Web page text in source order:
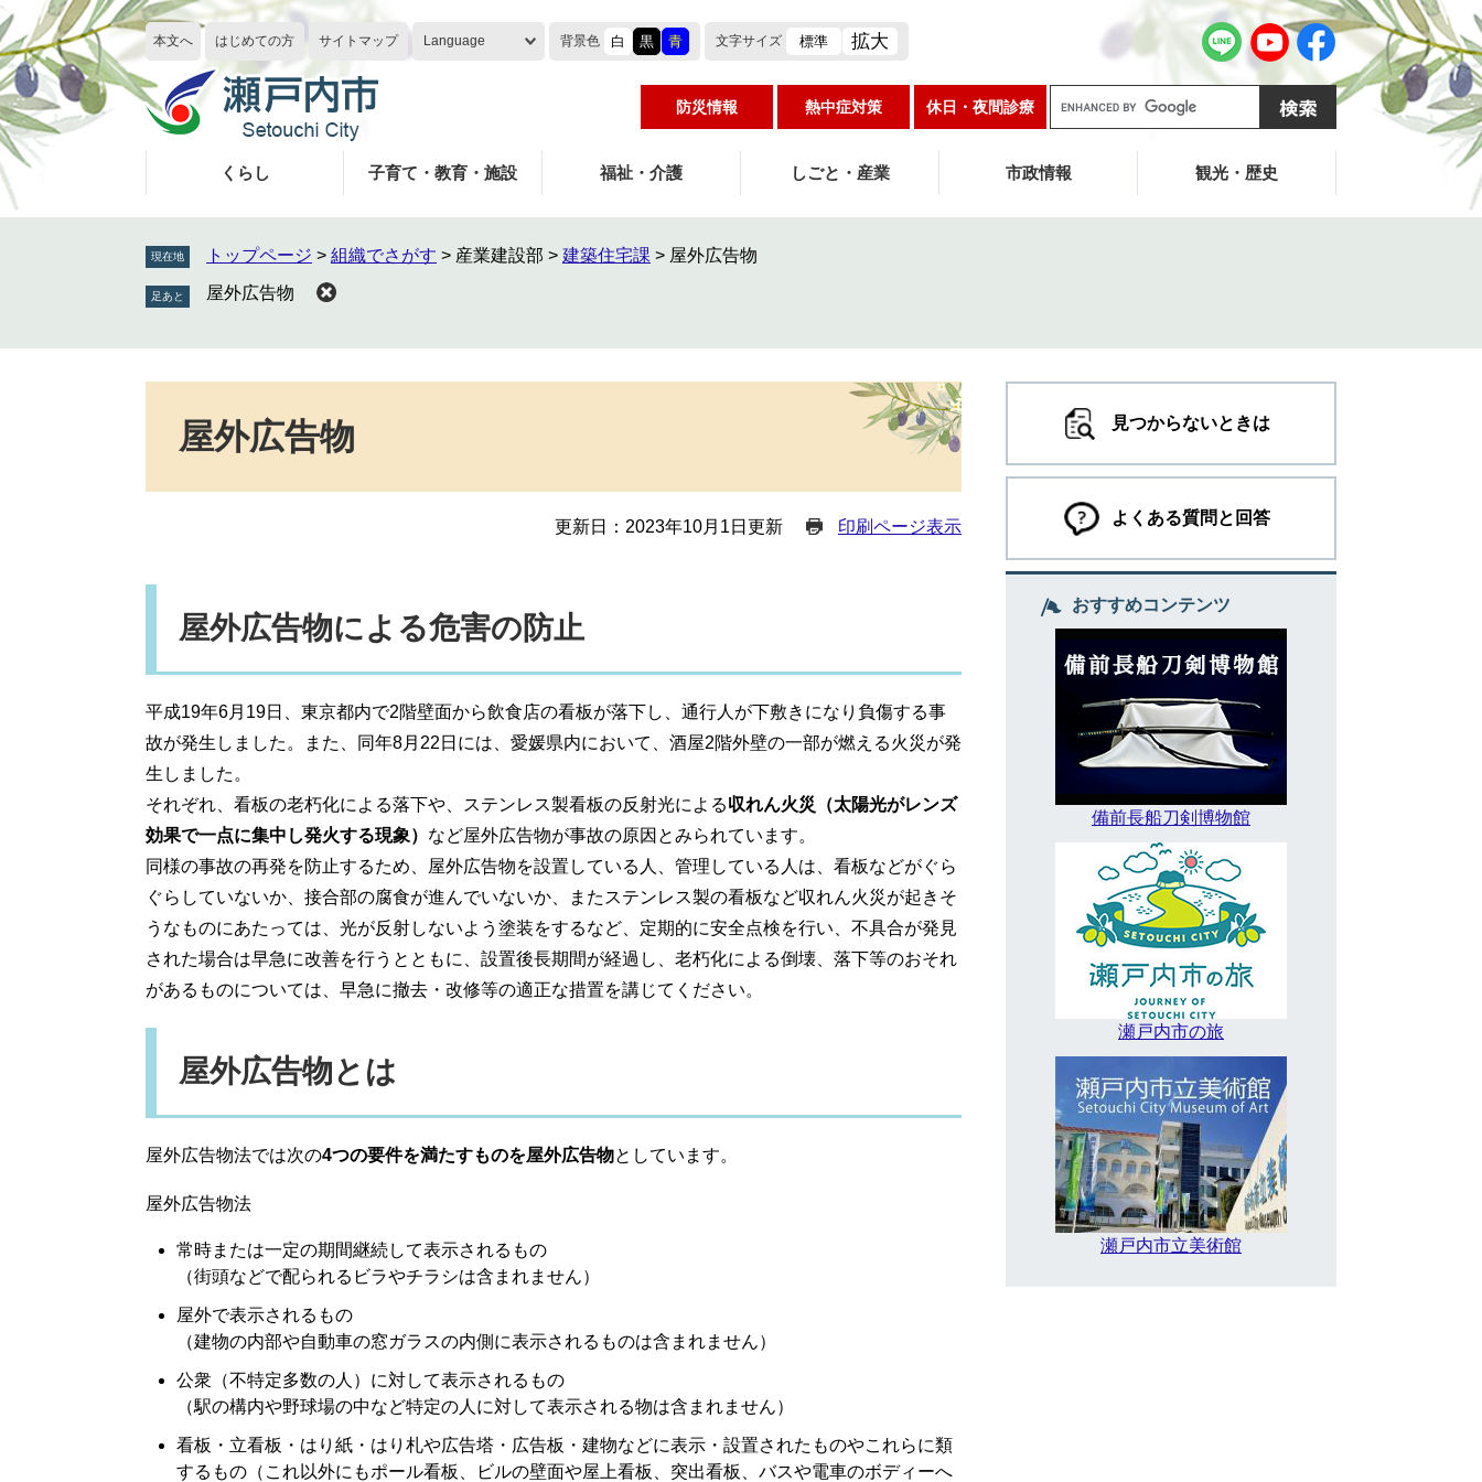
ペ
ー
ジ
の
先
頭
で
す
メ
ニ
ュ
ー
を
飛
ば
し
本文へ はじめての方 サイトマップ Language 背景色 白 黒 青 文字サイズ 標準 拡大
防災情報 熱中症対策 休日・夜間診療
g
e
くらし 子育て・教育・施設 福祉・介護 しごと・産業 市政情報 観光・歴史
現在地 トップページ > 組織でさがす > 産業建設部 > 建築住宅課 > 屋外広告物
屋外広告物
屋外広告物
更新日：2023年10月1日更新 印刷ページ表示
屋外広告物による危害の防止
平成19年6月19日、東京都内で2階壁面から飲食店の看板が落下し、通行人が下敷きになり負傷する事
故が発生しました。また、同年8月22日には、愛媛県内において、酒屋2階外壁の一部が燃える火災が発
生しました。
それぞれ、看板の老朽化による落下や、ステンレス製看板の反射光による収れん火災（太陽光がレンズ
効果で一点に集中し発火する現象） など屋外広告物が事故の原因とみられています。
同様の事故の再発を防止するため、屋外広告物を設置している人、管理している人は、看板などがぐら
ぐらしていないか、接合部の腐食が進んでいないか、またステンレス製の看板など収れん火災が起きそ
うなものにあたっては、光が反射しないよう塗装をするなど、定期的に安全点検を行い、不具合が発見
された場合は早急に改善を行うとともに、設置後長期間が経過し、老朽化による倒壊、落下等のおそれ
があるものについては、早急に撤去・改修等の適正な措置を講じてください。
屋外広告物とは
屋外広告物法では次の4つの要件を満たすものを屋外広告物としています。
屋外広告物法
常時または一定の期間継続して表示されるもの
（街頭などで配られるビラやチラシは含まれません）
屋外で表示されるもの
（建物の内部や自動車の窓ガラスの内側に表示されるものは含まれません）
公衆（不特定多数の人）に対して表示されるもの
（駅の構内や野球場の中など特定の人に対して表示される物は含まれません）
看板・立看板・はり紙・はり札や広告塔・広告板・建物などに表示・設置されたものやこれらに類
するもの（これ以外にもポール看板、ビルの壁面や屋上看板、突出看板、バスや電車のボディーへ
見つからないときは
よくある質問と回答
おすすめコンテンツ
備前長船刀剣博物館
瀬戸内市の旅
瀬戸内市立美術館